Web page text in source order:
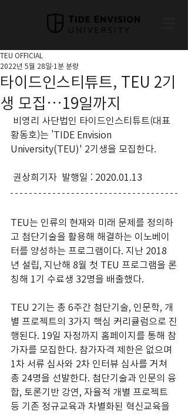
타이드인스티튜트, TEU 2기
생 모집…19일까지
TEU OFFICIAL
2022년 5월 28일 1분 분량
황동호)는 'TIDE Envision
University(TEU)' 2기생을 모집한다.
권상희기자  발행일 : 2020.01.13
TEU는 인류의 현재와 미래 문제를 정의하
고 첨단기술을 활용해 해결하는 이노베이
터를 양성하는 프로그램이다. 지난 2018
년 설립, 지난해 8월 첫 TEU 프로그램을 론
칭해 1기 수료생 32명을 배출했다.
TEU 2기는 총 6주간 첨단기술, 인문학, 개
별 프로젝트의 3가지 핵심 커리큘럼으로 진
행된다. 19일 자정까지 홈페이지를 통해 참
가자를 모집한다. 참가자격 제한은 없으며
1차 서류 심사와 2차 인터뷰 심사를 거쳐
총 24명을 선발한다. 첨단기술과 인문의 융
합, 토론기반 강연, 자율적 개별 프로젝트
등 기존 정규교육과 차별화된 혁신교육을